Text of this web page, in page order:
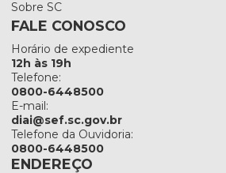
Sobre SC
FALE CONOSCO
Horário de expediente
12h às 19h
Telefone:
0800-6448500
E-mail:
diai@sef.sc.gov.br
Telefone da Ouvidoria:
0800-6448500
ENDEREÇO